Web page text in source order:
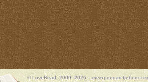
© LoveRead, 2009–2026 - электронная